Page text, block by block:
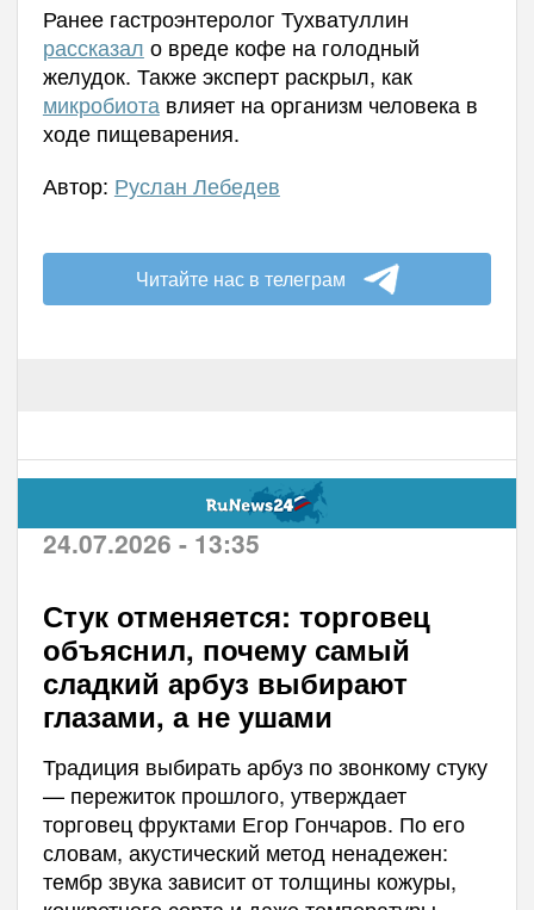
Ранее гастроэнтеролог Тухватуллин
рассказал о вреде кофе на голодный
желудок. Также эксперт раскрыл, как
микробиота влияет на организм человека в
ходе пищеварения.
Автор: Руслан Лебедев
Читайте нас в телеграм
24.07.2026 - 13:35
Стук отменяется: торговец
объяснил, почему самый
сладкий арбуз выбирают
глазами, а не ушами
Традиция выбирать арбуз по звонкому стуку
— пережиток прошлого, утверждает
торговец фруктами Егор Гончаров. По его
словам, акустический метод ненадежен:
тембр звука зависит от толщины кожуры,